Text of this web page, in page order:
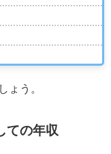
ょう。
ての年収